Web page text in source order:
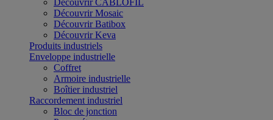
Découvrir CABLOFIL
Découvrir Mosaic
Découvrir Batibox
Découvrir Keva
Produits industriels
Enveloppe industrielle
Coffret
Armoire industrielle
Boîtier industriel
Raccordement industriel
Bloc de jonction